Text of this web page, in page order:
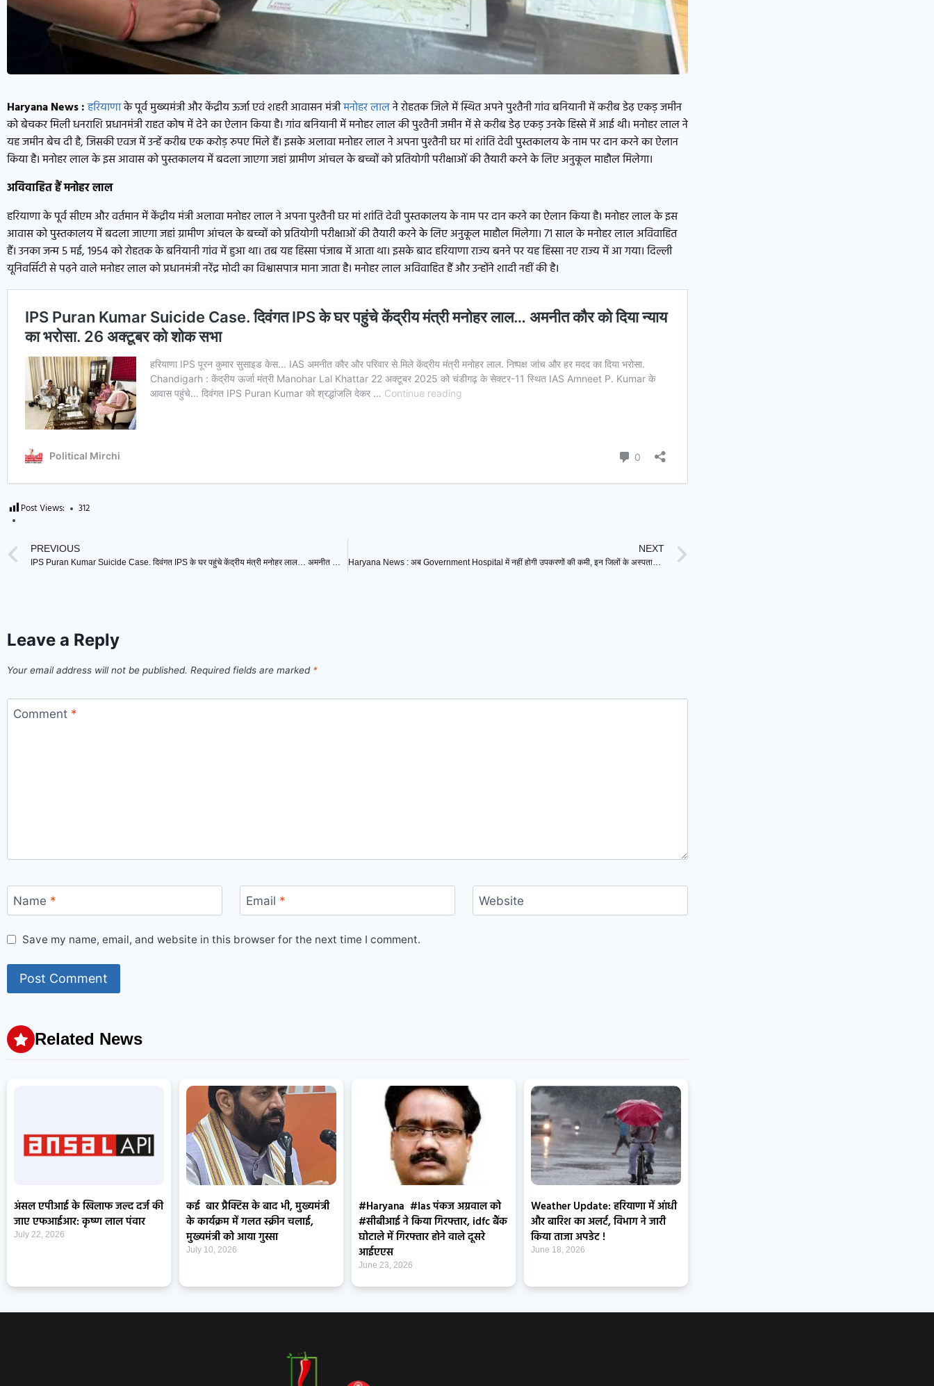
Haryana News :हरियाणाके पूर्व मुख्यमंत्री और केंद्रीय ऊर्जा एवं शहरी आवासन मंत्रीमनोहर लालने रोहतक जिले में स्थित अपने पुश्तैनी गांव बनियानी में करीब डेढ़ एकड़ जमीन
को बेचकर मिली धनराशि प्रधानमंत्री राहत कोष में देने का ऐलान किया है। गांव बनियानी में मनोहर लाल की पुश्तैनी जमीन में से करीब डेढ़ एकड़ उनके हिस्से में आई थी। मनोहर लाल ने
यह जमीन बेच दी है, जिसकी एवज में उन्हें करीब एक करोड़ रुपए मिले हैं। इसके अलावा मनोहर लाल ने अपना पुश्तैनी घर मां शांति देवी पुस्तकालय के नाम पर दान करने का ऐलान
किया है। मनोहर लाल के इस आवास को पुस्तकालय में बदला जाएगा जहां ग्रामीण आंचल के बच्चों को प्रतियोगी परीक्षाओं की तैयारी करने के लिए अनुकूल माहौल मिलेगा।
अविवाहित हैं मनोहर लाल
हरियाणा के पूर्व सीएम और वर्तमान में केंद्रीय मंत्री अलावा मनोहर लाल ने अपना पुश्तैनी घर मां शांति देवी पुस्तकालय के नाम पर दान करने का ऐलान किया है। मनोहर लाल के इस
आवास को पुस्तकालय में बदला जाएगा जहां ग्रामीण आंचल के बच्चों को प्रतियोगी परीक्षाओं की तैयारी करने के लिए अनुकूल माहौल मिलेगा। 71 साल के मनोहर लाल अविवाहित
हैं। उनका जन्म 5 मई, 1954 को रोहतक के बनियानी गांव में हुआ था। तब यह हिस्सा पंजाब में आता था। इसके बाद हरियाणा राज्य बनने पर यह हिस्सा नए राज्य में आ गया। दिल्ली
यूनिवर्सिटी से पढ़ने वाले मनोहर लाल को प्रधानमंत्री नरेंद्र मोदी का विश्वासपात्र माना जाता है। मनोहर लाल अविवाहित हैं और उन्होंने शादी नहीं की है।
Post Views: 312
PREVIOUS
IPS Puran Kumar Suicide Case. दिवंगत IPS के घर पहुंचे केंद्रीय मंत्री मनोहर लाल… अमनीत कौर को दिया न्याय का भरोसा. 26 अक्टूबर को शोक सभा
NEXT
Haryana News : अब Government Hospital में नहीं होगी उपकरणों की कमी, इन जिलों के अस्पतालों में पहुंची नई Ultrasound Machine
Leave a Reply
Your email address will not be published. Required fields are marked *
Comment *
Name * Email * Website
Save my name, email, and website in this browser for the next time I comment.
Related News
अंसल एपीआई के खिलाफ जल्द दर्ज की
जाए एफआईआर: कृष्ण लाल पंवार
July 22, 2026
कई बार प्रैक्टिस के बाद भी, मुख्यमंत्री
के कार्यक्रम में गलत स्क्रीन चलाई,
मुख्यमंत्री को आया गुस्सा
July 10, 2026
#Haryana #Ias पंकज अग्रवाल को
#सीबीआई ने किया गिरफ्तार, idfc बैंक
घोटाले में गिरफ्तार होने वाले दूसरे
आईएएस
June 23, 2026
Weather Update: हरियाणा में आंधी
और बारिश का अलर्ट, विभाग ने जारी
किया ताजा अपडेट !
June 18, 2026